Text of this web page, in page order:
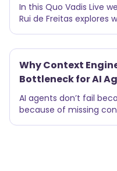
In this Quo Vadis Live
Rui de Freitas explores
From productivity and
dynamics, the session
is reshaping how
built.
Why Context
Bottleneck for AI
AI agents don’t fail
because of missing